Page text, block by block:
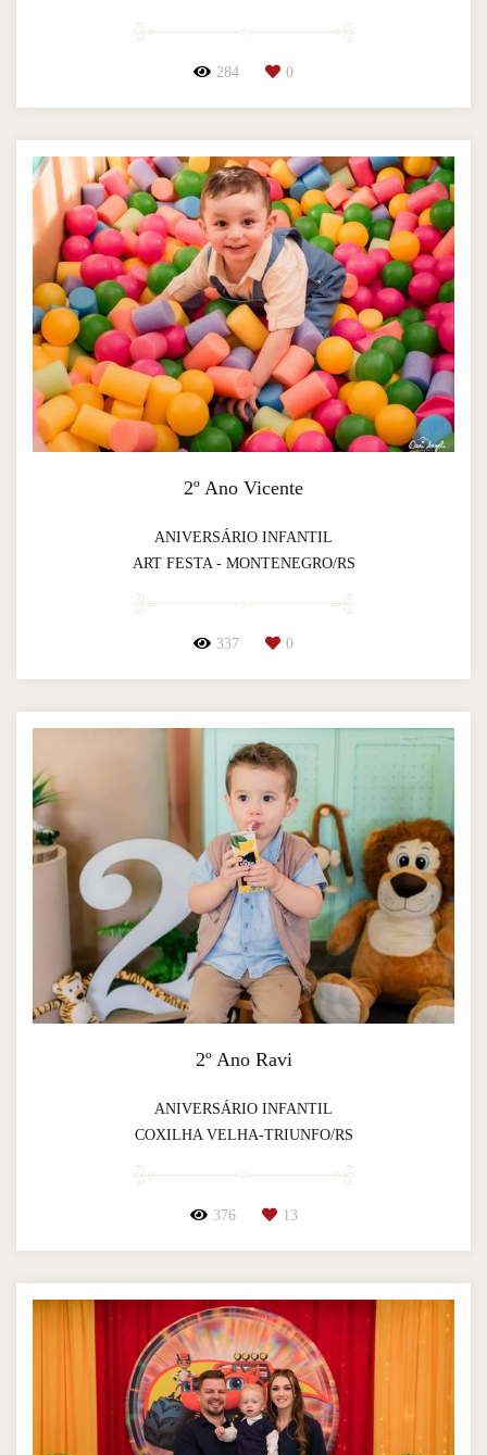
284 0
2º Ano Vicente
ANIVERSÁRIO INFANTIL
ART FESTA - MONTENEGRO/RS
337 0
2º Ano Ravi
ANIVERSÁRIO INFANTIL
COXILHA VELHA-TRIUNFO/RS
376 13